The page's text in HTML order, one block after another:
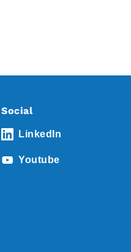
Social
LinkedIn
Youtube